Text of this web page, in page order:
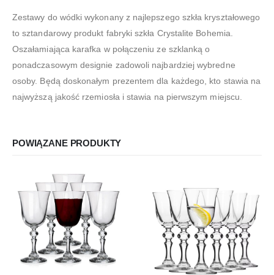
Zestawy do wódki wykonany z najlepszego szkła kryształowego
to sztandarowy produkt fabryki szkła Crystalite Bohemia.
Oszałamiająca karafka w połączeniu ze szklanką o
ponadczasowym designie zadowoli najbardziej wybredne
osoby. Będą doskonałym prezentem dla każdego, kto stawia na
najwyższą jakość rzemiosła i stawia na pierwszym miejscu.
POWIĄZANE PRODUKTY